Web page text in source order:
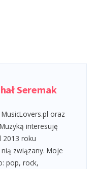
Seremak
oraz
interesuję
2013 roku
związany. Moje
pop, rock,